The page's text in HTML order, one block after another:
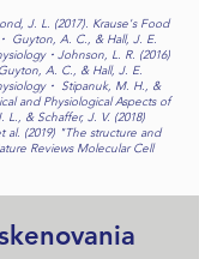
J. L. (2017). Krause's Food
Guyton, A. C., & Hall, J. E.
・Johnson, L. R. (2016)
A. C., & Hall, J. E.
・ Stipanuk, M. H., &
and Physiological Aspects of
& Schaffer, J. V. (2018)
al. (2019) "The structure and
Reviews Molecular Cell